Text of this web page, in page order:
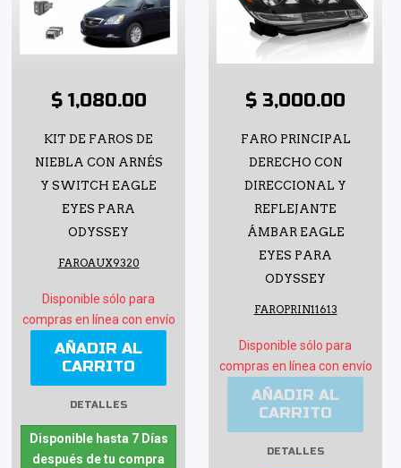
$ 1,080.00
KIT DE FAROS DE
NIEBLA CON ARNÉS
Y SWITCH EAGLE
EYES PARA
ODYSSEY
FAROAUX9320
Disponible sólo para
compras en línea con envío
AÑADIR AL
CARRITO
DETALLES
Disponible hasta 7 Días
después de tu compra
$ 3,000.00
FARO PRINCIPAL
DERECHO CON
DIRECCIONAL Y
REFLEJANTE
ÁMBAR EAGLE
EYES PARA
ODYSSEY
FAROPRIN11613
Disponible sólo para
compras en línea con envío
AÑADIR AL
CARRITO
DETALLES